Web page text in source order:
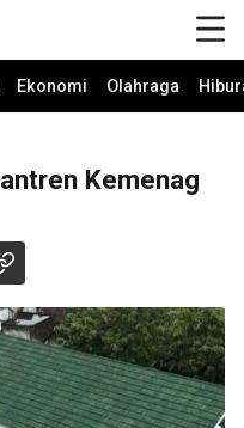
Ekonomi Olahraga
Kemenag